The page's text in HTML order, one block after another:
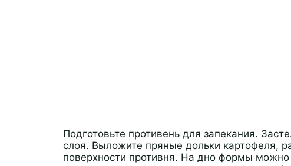
Подготовьте противень для запекания.
слоя. Выложите пряные дольки картофеля,
поверхности противня. На дно формы